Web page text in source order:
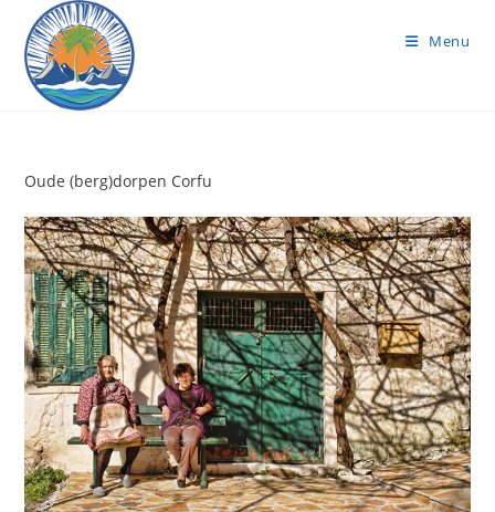
naar
inhoud
Menu
Oude (berg)dorpen Corfu